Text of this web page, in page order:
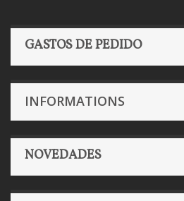
GASTOS DE PEDIDO
INFORMATIONS
NOVEDADES